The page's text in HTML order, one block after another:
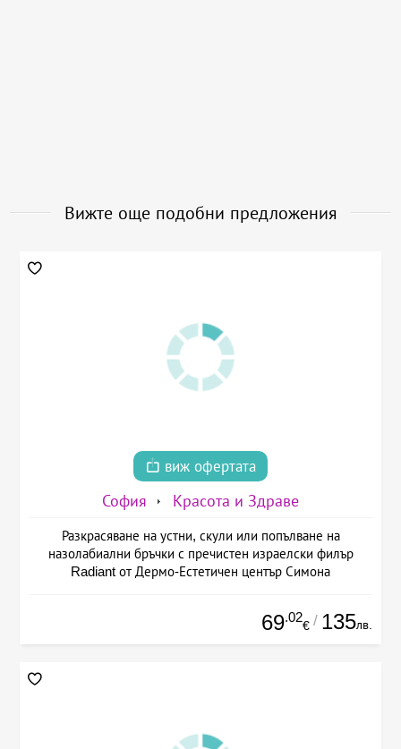
Вижте още подобни предложения
виж офертата
София Красота и Здраве
Разкрасяване на устни, скули или попълване на
назолабиални бръчки с пречистен израелски филър
Radiant от Дермо-Естетичен център Симона
69.02
€ / 135лв.